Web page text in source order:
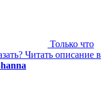
Только что
Читать описание в